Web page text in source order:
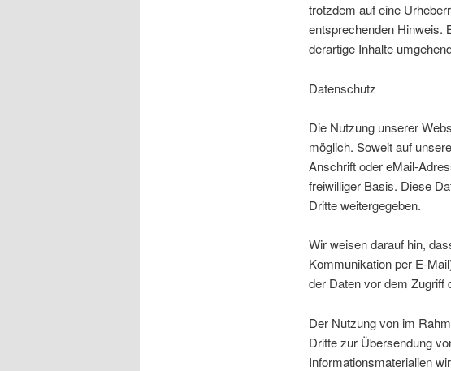
trotzdem auf eine
entsprechenden Hinweis.
derartige Inhalte
Datenschutz
Die Nutzung unserer
möglich. Soweit auf
Anschrift oder eMail-
freiwilliger Basis. Diese
Dritte weitergegeben.
Wir weisen darauf hin,
Kommunikation per E-
der Daten vor dem Zugriff
Der Nutzung von im
Dritte zur Übersendung
Informationsmaterialien